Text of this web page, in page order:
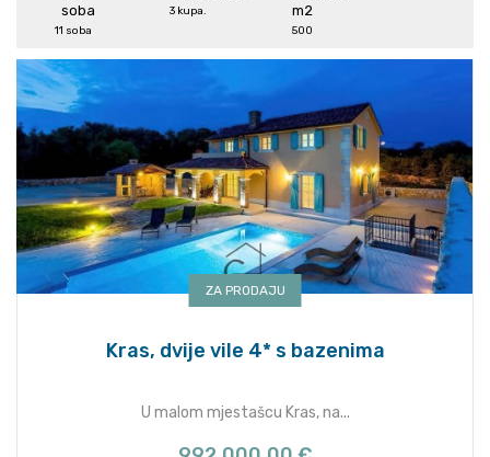
11 soba
3 kupa.
500
ZA PRODAJU
Kras, dvije vile 4* s bazenima
U malom mjestašcu Kras, na...